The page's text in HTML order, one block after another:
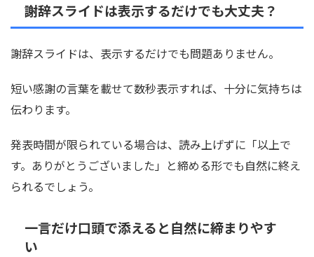
謝辞スライドは表示するだけでも大丈夫？
謝辞スライドは、表示するだけでも問題ありません。
短い感謝の言葉を載せて数秒表示すれば、十分に気持ちは
伝わります。
発表時間が限られている場合は、読み上げずに「以上で
す。ありがとうございました」と締める形でも自然に終え
られるでしょう。
一言だけ口頭で添えると自然に締まりやす
い